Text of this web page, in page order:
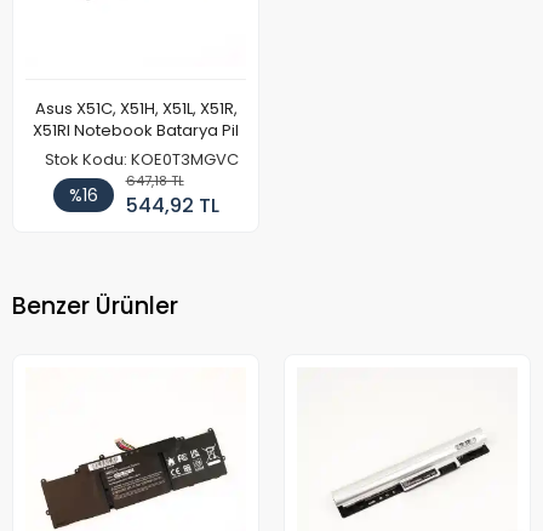
Asus X51C, X51H, X51L, X51R,
X51Rl Notebook Batarya Pil
Stok Kodu: KOE0T3MGVC
%16
647,18 TL
544,92 TL
Benzer Ürünler